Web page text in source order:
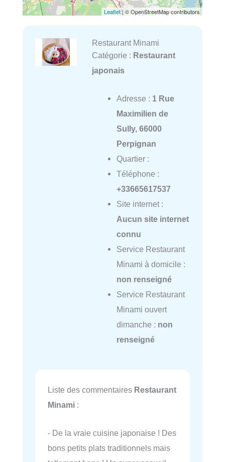
Leaflet| © OpenStreetMap contributors
Restaurant Minami
Catégorie : Restaurant
japonais
Adresse : 1 Rue
Maximilien de
Sully, 66000
Perpignan
Quartier :
Téléphone :
+33665617537
Site internet :
Aucun site internet
connu
Service Restaurant
Minami à domicile :
non renseigné
Service Restaurant
Minami ouvert
dimanche : non
renseigné
Liste des commentaires Restaurant
Minami :
- De la vraie cuisine japonaise ! Des
bons petits plats traditionnels mais